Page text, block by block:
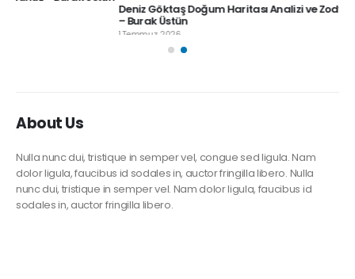
Deniz Göktaş Doğum Haritası Analizi ve Zodyak Felsefesi Üzerine
Nulla nunc dui, tristique in semper vel, congue sed ligula. Nam
dolor ligula, faucibus id sodales in, auctor fringilla libero. Nulla
nunc dui, tristique in semper vel. Nam dolor ligula, faucibus id